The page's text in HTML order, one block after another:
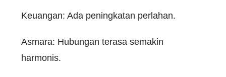
Keuangan: Ada peningkatan perlahan.
Asmara: Hubungan terasa semakin
harmonis.